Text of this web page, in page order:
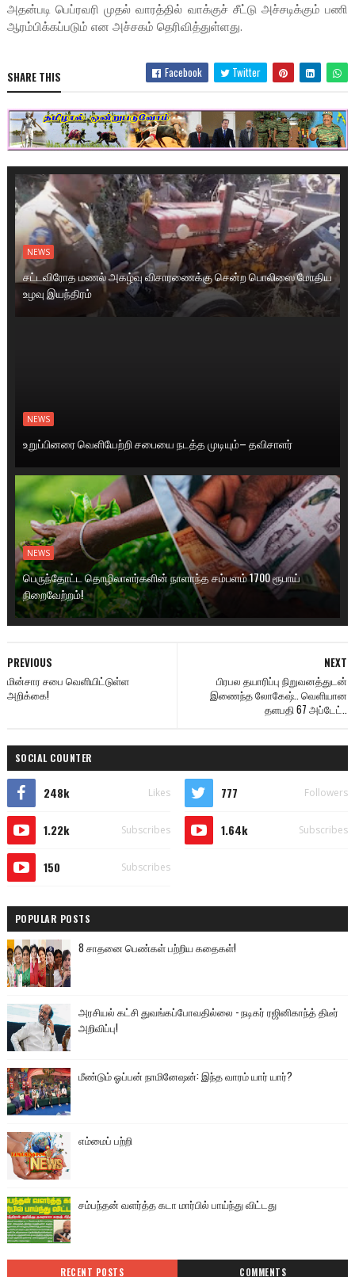
அதன்படி பெப்ரவரி முதல் வாரத்தில் வாக்குச் சீட்டு அச்சடிக்கும் பணி
ஆரம்பிக்கப்படும் என அச்சகம் தெரிவித்துள்ளது.
SHARE THIS Facebook Twitter
NEWS
சட்டவிரோத மணல் அகழ்வு விசாரணைக்கு சென்ற பொலிஸை மோதிய
உழவு இயந்திரம்
NEWS
உறுப்பினரை வெளியேற்றி சபையை நடத்த முடியும்– தவிசாளர்
NEWS
பெருந்தோட்ட தொழிலாளர்களின் நாளாந்த சம்பளம் 1700 ரூபாய்
நிறைவேற்றம்!
NEXT
பிரபல தயாரிப்பு நிறுவனத்துடன்
இணைந்த லோகேஷ்.. வெளியான
தளபதி 67 அப்டேட்..
PREVIOUS
மின்சார சபை வெளியிட்டுள்ள
அறிக்கை!
SOCIAL COUNTER
248k Likes 777 Followers
1.22k Subscribes 1.64k Subscribes
150 Subscribes
POPULAR POSTS
8 சாதனை பெண்கள் பற்றிய கதைகள்!
அரசியல் கட்சி துவங்கப்போவதில்லை - நடிகர் ரஜினிகாந்த் திடீர்
அறிவிப்பு!
மீண்டும் ஓப்பன் நாமினேஷன்: இந்த வாரம் யார் யார்?
எம்மைப் பற்றி
சம்பந்தன் வளர்த்த கடா மார்பில் பாய்ந்து விட்டது
RECENT POSTS COMMENTS